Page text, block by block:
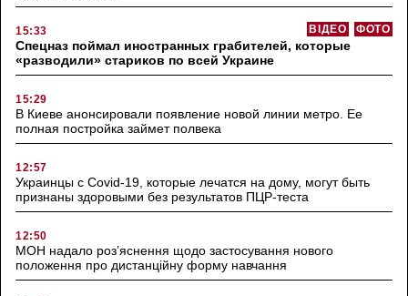
15:33 ФОТО
ВІДЕО
Спецназ поймал иностранных грабителей, которые
«разводили» стариков по всей Украине
15:29
В Киеве анонсировали появление новой линии метро. Ее
полная постройка займет полвека
12:57
Украинцы с Covid-19, которые лечатся на дому, могут быть
признаны здоровыми без результатов ПЦР-теста
12:50
МОН надало роз’яснення щодо застосування нового
положення про дистанційну форму навчання